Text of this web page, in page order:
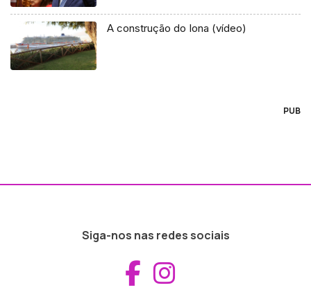
A construção do Iona (vídeo)
PUB
Siga-nos nas redes sociais
Aceder ao